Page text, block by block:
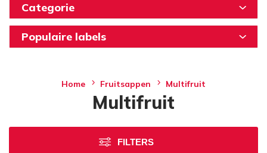
Categorie
Populaire labels
Home Fruitsappen Multifruit
Multifruit
FILTERS